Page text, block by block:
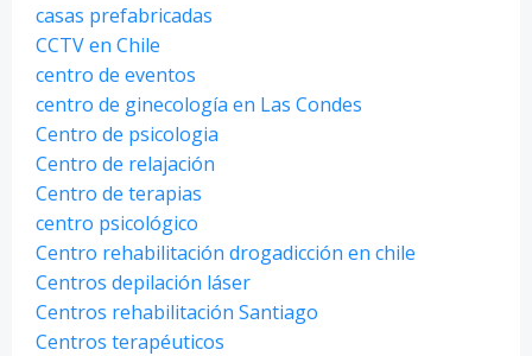
casas prefabricadas
CCTV en Chile
centro de eventos
centro de ginecología en Las Condes
Centro de psicologia
Centro de relajación
Centro de terapias
centro psicológico
Centro rehabilitación drogadicción en chile
Centros depilación láser
Centros rehabilitación Santiago
Centros terapéuticos